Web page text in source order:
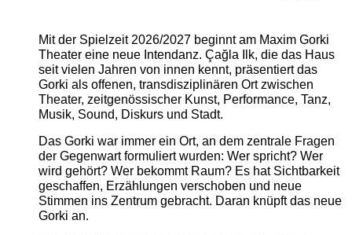
Mit der Spielzeit 2026/2027 beginnt am Maxim Gorki
Theater eine neue Intendanz. Çağla Ilk, die das Haus
seit vielen Jahren von innen kennt, präsentiert das
Gorki als offenen, transdisziplinären Ort zwischen
Theater, zeitgenössischer Kunst, Performance, Tanz,
Musik, Sound, Diskurs und Stadt.
Das Gorki war immer ein Ort, an dem zentrale Fragen
der Gegenwart formuliert wurden: Wer spricht? Wer
wird gehört? Wer bekommt Raum? Es hat Sichtbarkeit
geschaffen, Erzählungen verschoben und neue
Stimmen ins Zentrum gebracht. Daran knüpft das neue
Gorki an.